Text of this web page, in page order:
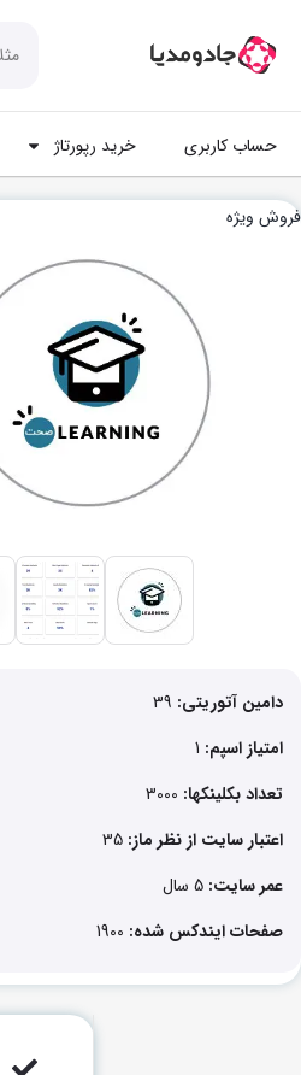
حساب کاربری خرید رپورتاژ
فروش ویژه
دامین آتوریتی:
امتیاز اسپم: 1
تعداد بکلینکها:
اعتبار سایت از نظر ماز:
عمر سایت:
صفحات ایندکس شده: